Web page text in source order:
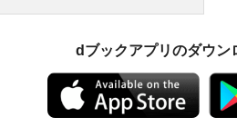
dブックアプリのダウン